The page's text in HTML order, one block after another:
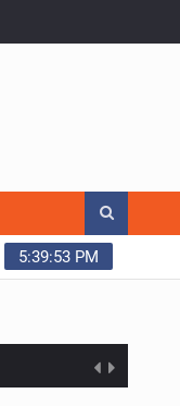
5:39:54 PM